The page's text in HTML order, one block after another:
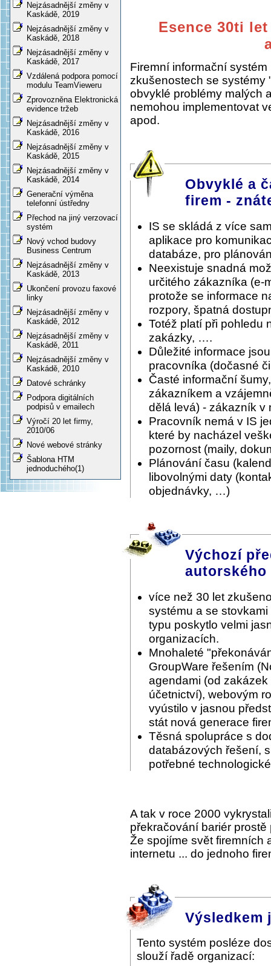
Nejzásadnější změny v
Kaskádě, 2019
Nejzásadnější změny v
Kaskádě, 2018
Nejzásadnější změny v
Kaskádě, 2017
Vzdálená podpora pomocí
modulu TeamVieweru
Zprovozněna Elektronická
evidence tržeb
Nejzásadnější změny v
Kaskádě, 2016
Nejzásadnější změny v
Kaskádě, 2015
Nejzásadnější změny v
Kaskádě, 2014
Generační výměna
telefonní ústředny
Přechod na jiný verzovací
systém
Nový vchod budovy
Business Centrum
Nejzásadnější změny v
Kaskádě, 2013
Ukončení provozu faxové
linky
Nejzásadnější změny v
Kaskádě, 2012
Nejzásadnější změny v
Kaskádě, 2011
Nejzásadnější změny v
Kaskádě, 2010
Datové schránky
Podpora digitálních
podpisů v emailech
Výročí 20 let firmy,
2010/06
Nové webové stránky
Šablona HTM
jednoduchého(1)
Esence 30ti
Firemní informační
zkušenostech se systémy
obvyklé problémy malých
nemohou implementovat
apod.
Obvyklé a
firem -
IS se skládá z více
aplikace pro
databáze, pro
Neexistuje snadná
určitého zákazníka (e-
protože se informace
rozpory, špatná
Totéž platí při pohledu
zakázky, ….
Důležité informace
pracovníka (dočasné
Časté informační
zákazníkem a
dělá levá) - zákazník v
Pracovník nemá v IS
které by nacházel
pozornost (maily,
Plánování času
libovolnými daty
objednávky, …)
Výchozí
autorského
více než 30 let
systému a se
typu poskytlo velmi
organizacích.
Mnohaleté
GroupWare řešením
agendami (od
účetnictví), webovým
vyústilo v jasnou
stát nová generace
Těsná spolupráce s
databázových řešení,
potřebné
A tak v roce 2000
překračování bariér
Že spojíme svět firemních
internetu ... do jednoho
Výsledkem
Tento systém posléze
slouží řadě organizací: